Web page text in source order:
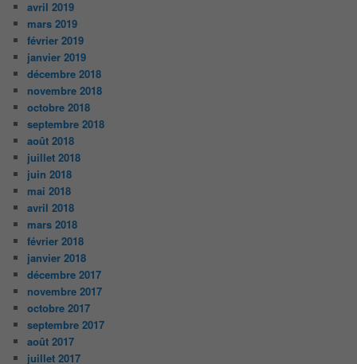
avril 2019
mars 2019
février 2019
janvier 2019
décembre 2018
novembre 2018
octobre 2018
septembre 2018
août 2018
juillet 2018
juin 2018
mai 2018
avril 2018
mars 2018
février 2018
janvier 2018
décembre 2017
novembre 2017
octobre 2017
septembre 2017
août 2017
juillet 2017